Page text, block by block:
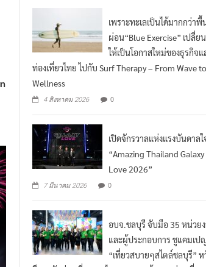
ผ่อน“Blue Exercise” เปลี่ย
ให้เป็นโอกาสใหม่ของธุรกิจแล
ท่องเที่ยวไทย ไปกับ Surf Therapy – From Wave to
Wellness
“Amazing Thailand Galaxy
Love 2026”
0
และผู้ประกอบการ ชูแคมเปญ
“เที่ยวสบายๆสไตล์ชลบุรี” หวั
ดึงดูดนักท่องเที่ยวชาวไทย และกระตุ้นการท่องเที่ยว